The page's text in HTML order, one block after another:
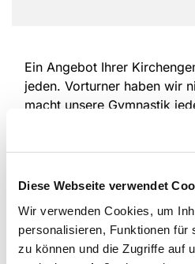
Diese Webseite verwendet
Wir verwenden Cookies, um
personalisieren, Funktionen für
zu können und die Zugriffe auf
Ein Angebot Ihrer
jeden. Vorturner haben wir
macht unsere Gymnastik
will. Machen Sie mit und
Bewegung, wie Sie es
Nähere Informationen zum
bei
Herr Henkefend, Tel.:
Herr Strakeljahn, Tel.